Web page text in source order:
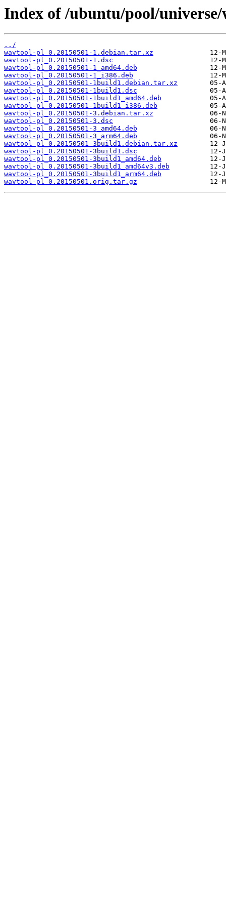
Index of /ubuntu/pool/
../
wavtool-pl_0.20150501-1.debian.tar.xz
wavtool-pl_0.20150501-1.dsc
wavtool-pl_0.20150501-1_amd64.deb
wavtool-pl_0.20150501-1_i386.deb
wavtool-pl_0.20150501-1build1.debian.tar.xz
wavtool-pl_0.20150501-1build1.dsc
wavtool-pl_0.20150501-1build1_amd64.deb
wavtool-pl_0.20150501-1build1_i386.deb
wavtool-pl_0.20150501-3.debian.tar.xz
wavtool-pl_0.20150501-3.dsc
wavtool-pl_0.20150501-3_amd64.deb
wavtool-pl_0.20150501-3_arm64.deb
wavtool-pl_0.20150501-3build1.debian.tar.xz
wavtool-pl_0.20150501-3build1.dsc
wavtool-pl_0.20150501-3build1_amd64.deb
wavtool-pl_0.20150501-3build1_amd64v3.deb
wavtool-pl_0.20150501-3build1_arm64.deb
wavtool-pl_0.20150501.orig.tar.gz